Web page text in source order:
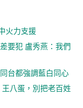
火力支援
要犯 盧秀燕：我們
台都強調藍白同心
八蛋，別把老百姓